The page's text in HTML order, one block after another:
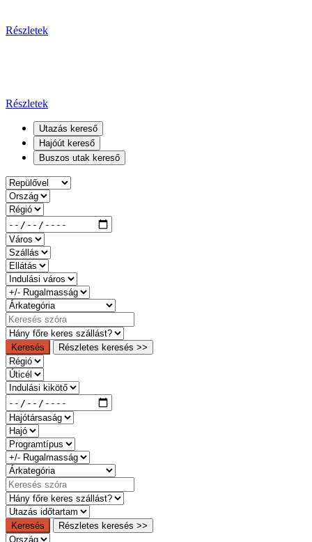
Részletek
Részletek
Utazás kereső
Hajóút kereső
Buszos utak kereső
Keresés Részletes keresés >>
Keresés Részletes keresés >>